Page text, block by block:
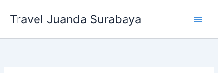
Travel Juanda Surabaya